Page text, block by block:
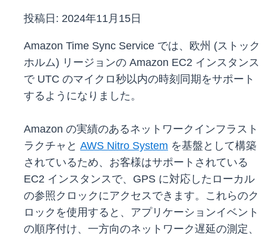
投稿日: 2024年11月15日
Amazon Time Sync Service では、欧州 (ストック
ホルム) リージョンの Amazon EC2 インスタンス
で UTC のマイクロ秒以内の時刻同期をサポート
するようになりました。
Amazon の実績のあるネットワークインフラスト
ラクチャと AWS Nitro System を基盤として構築
されているため、お客様はサポートされている
EC2 インスタンスで、GPS に対応したローカル
の参照クロックにアクセスできます。これらのク
ロックを使用すると、アプリケーションイベント
の順序付け、一方向のネットワーク遅延の測定、